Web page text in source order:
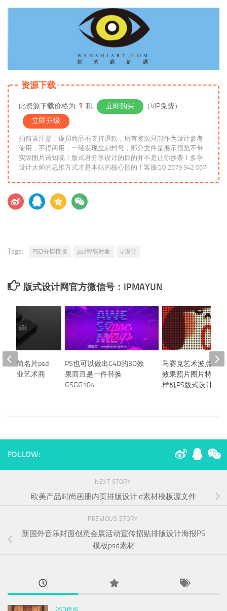
资源下载
此资源下载价格为 1 积 立即购买
（VIP免费）
立即升级
拍前请注意：虚拟商品不支持退款，所有资源只能作为设计参考
使用，不得商用，一经发现立刻封号，部分文件是展示预览不带
实际图片请知晓！版式君分享设计的目的并不是让你抄袭！多学
设计大师的思维方式才是本站的核心目的！客服QQ:2579 942 067
Tags: PSD分层模版 psd智能对象 ui设计
版式设计网官方微信号：IPMAYUN
PS也可以做出C4D的3D效
果而且是一件替换
GSGG104
马赛克艺术波点圆
效果照片图片特效生
样机PS版式设计素
尚极简名片psd
板企业艺术商
设计
FOLLOW:
NEXT STORY
欧美产品时尚画册内页排版设计id素材模板源文件
PREVIOUS STORY
新国外音乐封面创意会展活动宣传招贴排版设计海报PS
模板psd素材